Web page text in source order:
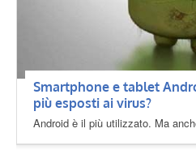
Smartphone e tablet
più esposti ai virus?
Android è il più utilizzato. Ma